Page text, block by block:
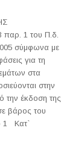
1 του Π.δ.
σύμφωνα με
για τη
στα
στην
την έκδοση της
βάρος του
1 Κατ`